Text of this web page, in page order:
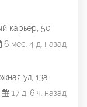
карьер, 50
6 мес. 4 д. назад
ул, 13а
17 д. 6 ч. назад